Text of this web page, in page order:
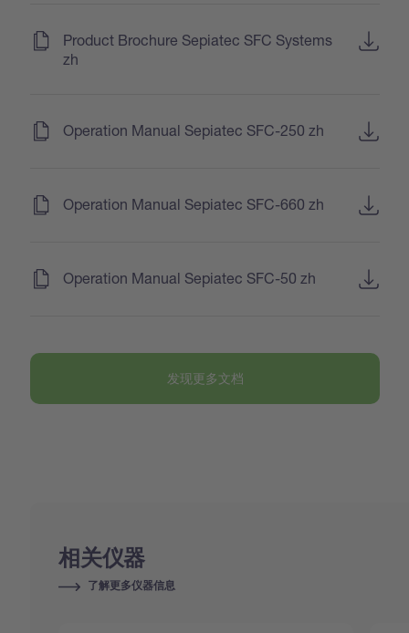
Product Brochure Sepiatec SFC Systems
zh
Operation Manual Sepiatec SFC-250 zh
Operation Manual Sepiatec SFC-660 zh
Operation Manual Sepiatec SFC-50 zh
发现更多文档
相关仪器
了解更多仪器信息